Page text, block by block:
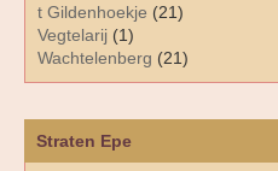
Straten Epe
t Gildenhoekje (21)
Vegtelarij (1)
Wachtelenberg (21)